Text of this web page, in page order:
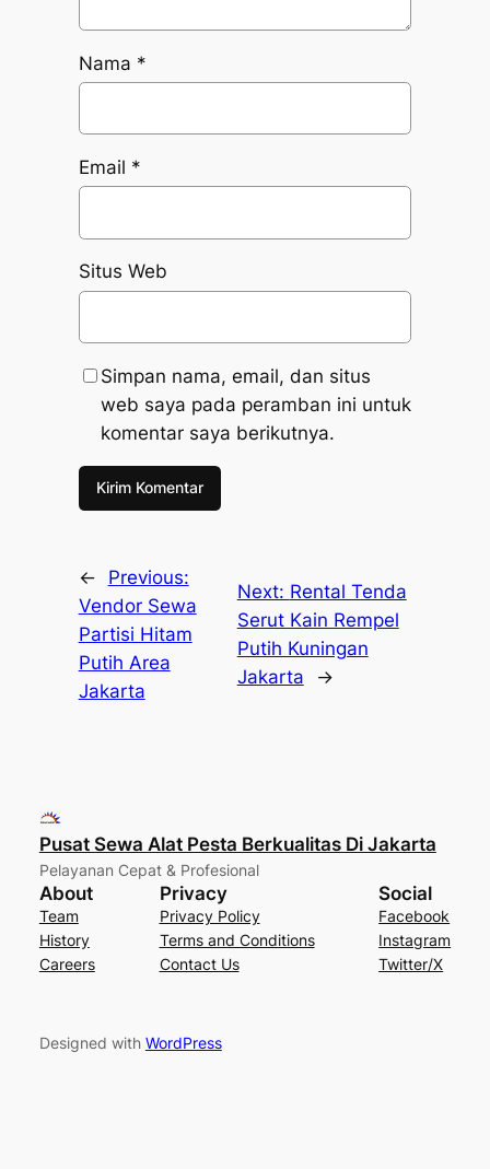
Nama *
Email *
Situs Web
Simpan nama, email, dan situs
web saya pada peramban ini untuk
komentar saya berikutnya.
←
Previous:
Vendor Sewa
Partisi Hitam
Putih Area
Jakarta
Next: Rental Tenda
Serut Kain Rempel
Putih Kuningan
Jakarta
→
Pusat Sewa Alat Pesta Berkualitas Di Jakarta
Pelayanan Cepat & Profesional
About
Team
History
Careers
Privacy
Privacy Policy
Terms and Conditions
Contact Us
Social
Facebook
Instagram
Twitter/X
Designed with WordPress